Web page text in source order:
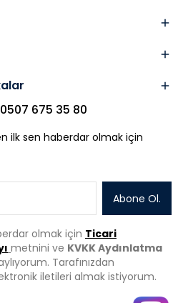
675 35 80
ilk sen haberdar olmak için
Abone Ol.
olmak için Ticari
metnini ve KVKK Aydınlatma
Tarafınızdan
iletileri almak istiyorum.